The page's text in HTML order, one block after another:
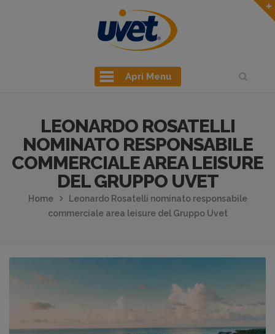
Apri Menu
LEONARDO ROSATELLI
NOMINATO RESPONSABILE
COMMERCIALE AREA LEISURE
DEL GRUPPO UVET
Home
Leonardo Rosatelli nominato responsabile
commerciale area leisure del Gruppo Uvet